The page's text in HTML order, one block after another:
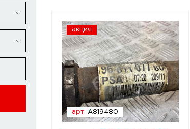
акция
арт. A819480